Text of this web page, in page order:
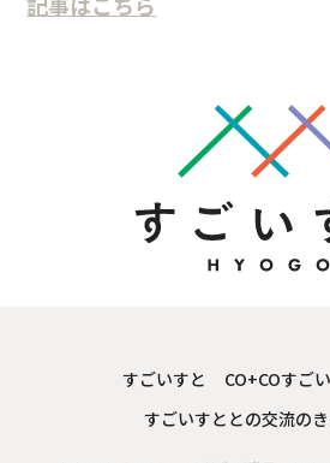
すごいすと CO+COすごい
すごいすととの交流の